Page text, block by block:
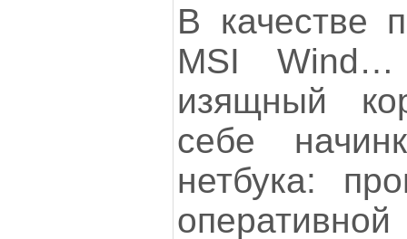
В качестве
MSI Wind…
изящный
себе
нетбука: